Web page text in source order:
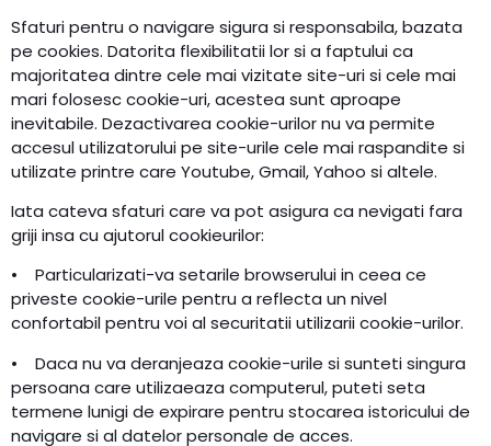
Sfaturi pentru o navigare sigura si responsabila, bazata
pe cookies. Datorita flexibilitatii lor si a faptului ca
majoritatea dintre cele mai vizitate site-uri si cele mai
mari folosesc cookie-uri, acestea sunt aproape
inevitabile. Dezactivarea cookie-urilor nu va permite
accesul utilizatorului pe site-urile cele mai raspandite si
utilizate printre care Youtube, Gmail, Yahoo si altele.
Iata cateva sfaturi care va pot asigura ca nevigati fara
griji insa cu ajutorul cookieurilor:
• Particularizati-va setarile browserului in ceea ce
priveste cookie-urile pentru a reflecta un nivel
confortabil pentru voi al securitatii utilizarii cookie-urilor.
• Daca nu va deranjeaza cookie-urile si sunteti singura
persoana care utilizaeaza computerul, puteti seta
termene lunigi de expirare pentru stocarea istoricului de
navigare si al datelor personale de acces.